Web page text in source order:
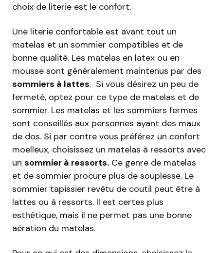
choix de literie est le confort.
Une literie confortable est avant tout un
matelas et un sommier compatibles et de
bonne qualité. Les matelas en latex ou en
mousse sont généralement maintenus par des
sommiers à lattes. Si vous désirez un peu de
fermeté, optez pour ce type de matelas et de
sommier. Les matelas et les sommiers fermes
sont conseillés aux personnes ayant des maux
de dos. Si par contre vous préférez un confort
moelleux, choisissez un matelas à ressorts avec
un sommier à ressorts. Ce genre de matelas
et de sommier procure plus de souplesse. Le
sommier tapissier revêtu de coutil peut être à
lattes ou à ressorts. Il est certes plus
esthétique, mais il ne permet pas une bonne
aération du matelas.